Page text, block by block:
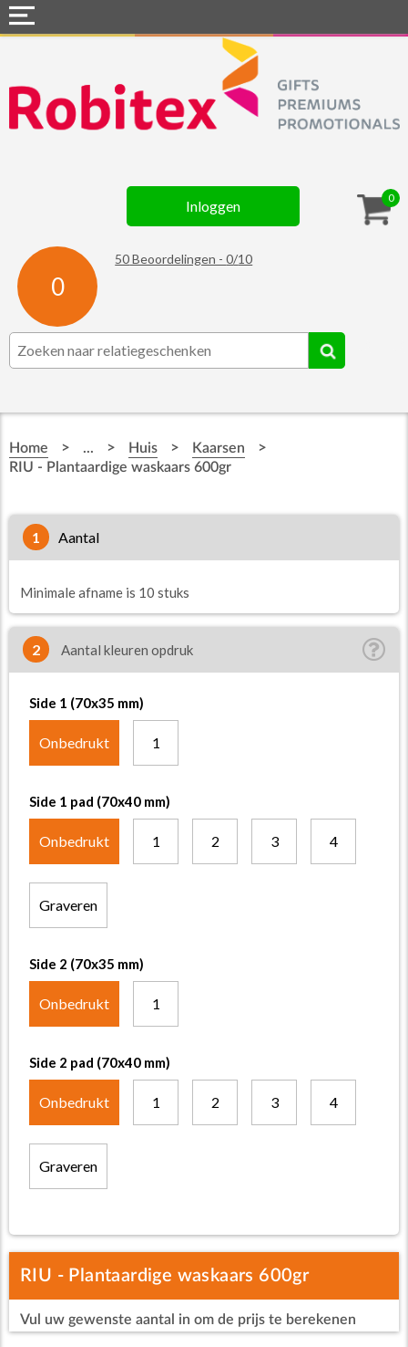
0
Inloggen
0
50Beoordelingen -0/10
Webshops
Snel naar »
Assortiment
Contact
☆ Prijsknallers ☆
Home > ... > Huis > Kaarsen >
RIU - Plantaardige waskaars 600gr
1 aantal
Minimale afname is 10 stuks
2 Aantal kleuren opdruk
Side 1 (70x35 mm)
Onbedrukt 1
Side 1 pad (70x40 mm)
Onbedrukt 1 2 3 4
Graveren
Side 2 (70x35 mm)
Onbedrukt 1
Side 2 pad (70x40 mm)
Onbedrukt 1 2 3 4
Graveren
RIU - Plantaardige waskaars 600gr
Vul uw gewenste aantal in om de prijs te berekenen